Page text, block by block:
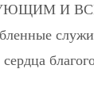
И